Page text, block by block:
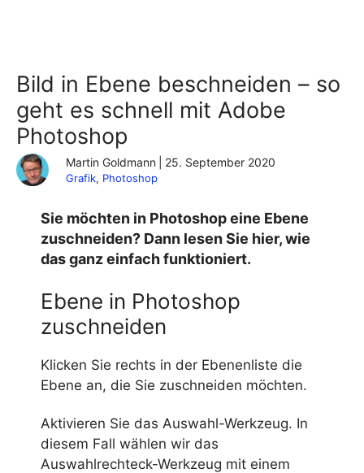
Bild in Ebene beschneiden – so
geht es schnell mit Adobe
Photoshop
Martin Goldmann 25. September 2020
Grafik, Photoshop
Sie möchten in Photoshop eine Ebene
zuschneiden? Dann lesen Sie hier, wie
das ganz einfach funktioniert.
Ebene in Photoshop
zuschneiden
Klicken Sie rechts in der Ebenenliste die
Ebene an, die Sie zuschneiden möchten.
Aktivieren Sie das Auswahl-Werkzeug. In
diesem Fall wählen wir das
Auswahlrechteck-Werkzeug mit einem